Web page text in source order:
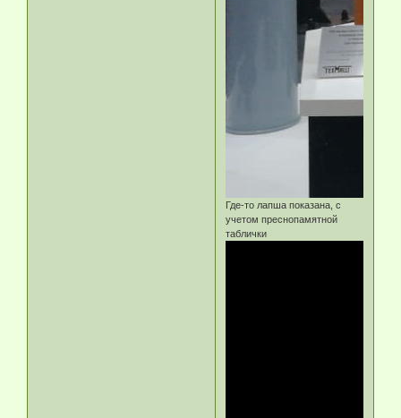
Где-то лапша показана, с
учетом преснопамятной
таблички